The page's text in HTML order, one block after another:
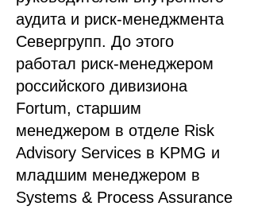
аудита и риск-менеджмента
Севергрупп. До этого
работал риск-менеджером
российского дивизиона
Fortum, старшим
менеджером в отделе Risk
Advisory Services в KPMG и
младшим менеджером в
Systems & Process Assurance